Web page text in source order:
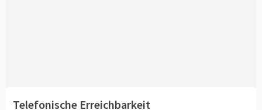
Telefonische Erreichbarkeit